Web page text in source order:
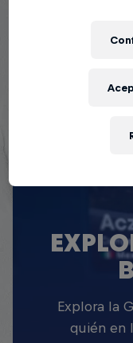
Explora la
quién en